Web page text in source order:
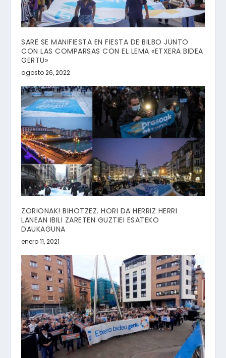
SARE SE MANIFIESTA EN FIESTA DE BILBO JUNTO
CON LAS COMPARSAS CON EL LEMA «ETXERA BIDEA
GERTU»
agosto 26, 2022
ZORIONAK! BIHOTZEZ. HORI DA HERRIZ HERRI
LANEAN IBILI ZARETEN GUZTIEI ESATEKO
DAUKAGUNA
enero 11, 2021